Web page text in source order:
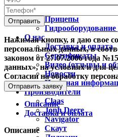
Подборщик
Прицепы
О нас
Доставка и оплата
Сертификаты
Видео (отзывы и
Новости
Полезная
Производители
Claas
Jonh Deere
Navigator
Скаут
Нажимая кнопку, я даю свое
персональных данных, в
законом от 27.07.2006 года
данных», на условиях и для
Согласии на обработку
Отправить заявку
Описание
Доставка и оплата
Описание